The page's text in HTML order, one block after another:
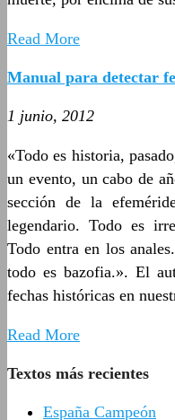
Read More
Manual para detectar
1 junio, 2012
«Todo es historia,
un evento, un cabo de
sección de la
legendario. Todo es
Todo entra en los
todo es bazofia.». El
fechas históricas en
Read More
Textos más recientes
España Campeón